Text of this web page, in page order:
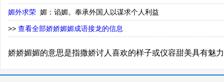
媚外求荣 媚：谄媚。奉承外国人以谋求个人利益
>> 查看全部娇娇媚媚成语接龙的信息
娇娇媚媚的意思是指撒娇讨人喜欢的样子或仪容甜美具有魅力